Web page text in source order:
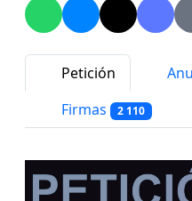
Petición
Firmas 2 110